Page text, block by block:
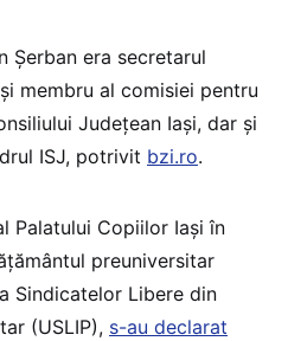
Șerban era secretarul
membru al comisiei pentru
Județean Iași, dar și
ISJ, potrivit bzi.ro.
Palatului Copiilor Iași în
preuniversitar
Sindicatelor Libere din
(USLIP), s-au declarat